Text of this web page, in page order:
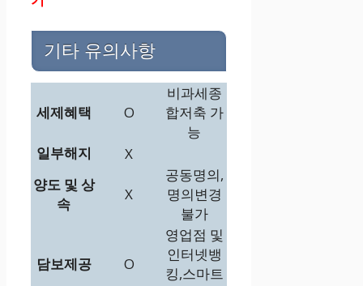
기타 유의사항
세제혜택 O
비과세종
합저축 가
능
일부해지
X
양도 및 상
속
X
공동명의,
명의변경
불가
담보제공 O
영업점 및
인터넷뱅
킹,스마트